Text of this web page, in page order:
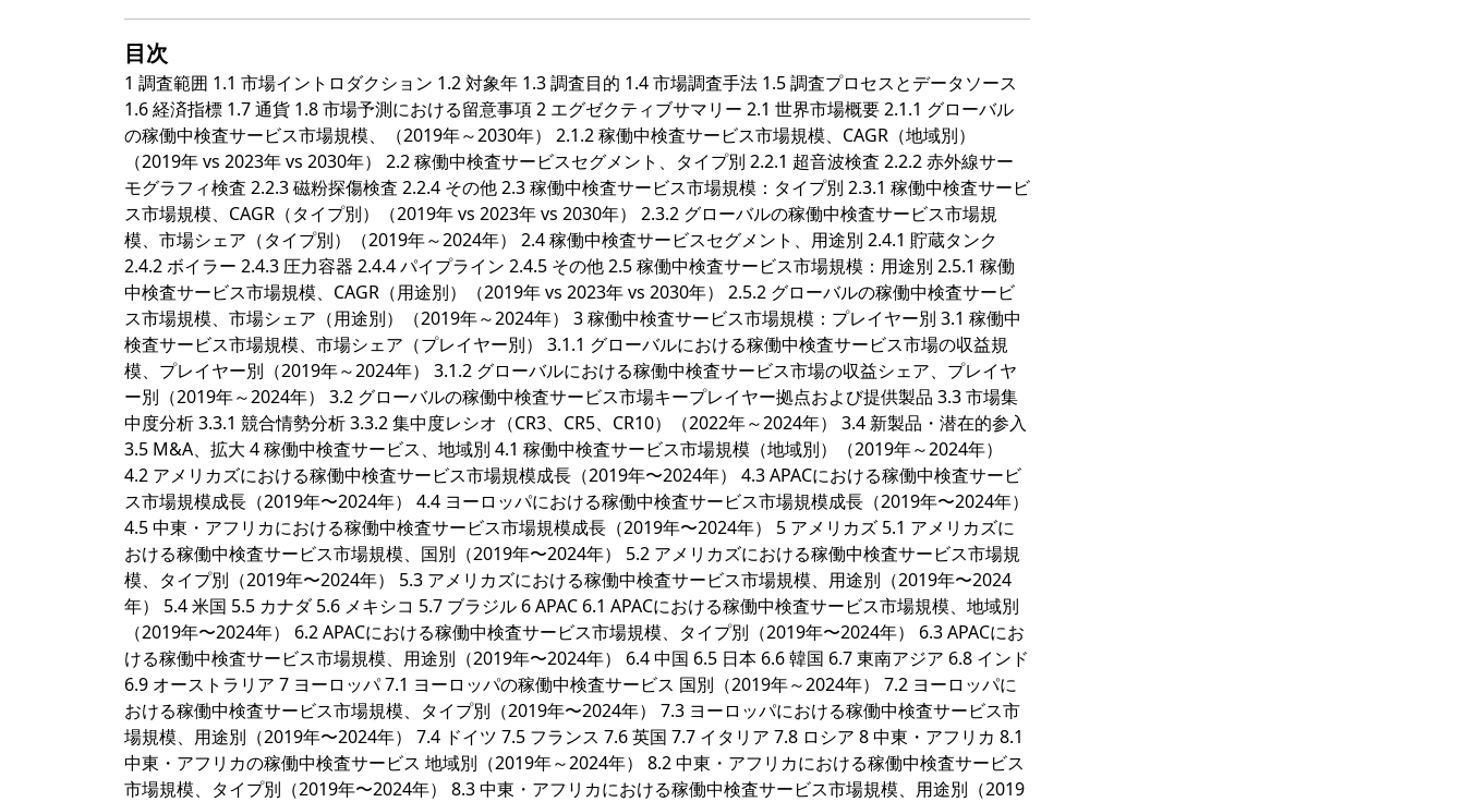
目次
1 調査範囲 1.1 市場イントロダクション 1.2 対象年 1.3 調査目的 1.4 市場調査手法 1.5 調査プロセスとデータソース
1.6 経済指標 1.7 通貨 1.8 市場予測における留意事項 2 エグゼクティブサマリー 2.1 世界市場概要 2.1.1 グローバル
の稼働中検査サービス市場規模、（2019年～2030年） 2.1.2 稼働中検査サービス市場規模、CAGR（地域別）
（2019年 vs 2023年 vs 2030年） 2.2 稼働中検査サービスセグメント、タイプ別 2.2.1 超音波検査 2.2.2 赤外線サー
モグラフィ検査 2.2.3 磁粉探傷検査 2.2.4 その他 2.3 稼働中検査サービス市場規模：タイプ別 2.3.1 稼働中検査サービ
ス市場規模、CAGR（タイプ別）（2019年 vs 2023年 vs 2030年） 2.3.2 グローバルの稼働中検査サービス市場規
模、市場シェア（タイプ別）（2019年～2024年） 2.4 稼働中検査サービスセグメント、用途別 2.4.1 貯蔵タンク
2.4.2 ボイラー 2.4.3 圧力容器 2.4.4 パイプライン 2.4.5 その他 2.5 稼働中検査サービス市場規模：用途別 2.5.1 稼働
中検査サービス市場規模、CAGR（用途別）（2019年 vs 2023年 vs 2030年） 2.5.2 グローバルの稼働中検査サービ
ス市場規模、市場シェア（用途別）（2019年～2024年） 3 稼働中検査サービス市場規模：プレイヤー別 3.1 稼働中
検査サービス市場規模、市場シェア（プレイヤー別） 3.1.1 グローバルにおける稼働中検査サービス市場の収益規
模、プレイヤー別（2019年～2024年） 3.1.2 グローバルにおける稼働中検査サービス市場の収益シェア、プレイヤ
ー別（2019年～2024年） 3.2 グローバルの稼働中検査サービス市場キープレイヤー拠点および提供製品 3.3 市場集
中度分析 3.3.1 競合情勢分析 3.3.2 集中度レシオ（CR3、CR5、CR10）（2022年～2024年） 3.4 新製品・潜在的参入
3.5 M&A、拡大 4 稼働中検査サービス、地域別 4.1 稼働中検査サービス市場規模（地域別）（2019年～2024年）
4.2 アメリカズにおける稼働中検査サービス市場規模成長（2019年〜2024年） 4.3 APACにおける稼働中検査サービ
ス市場規模成長（2019年〜2024年） 4.4 ヨーロッパにおける稼働中検査サービス市場規模成長（2019年〜2024年）
4.5 中東・アフリカにおける稼働中検査サービス市場規模成長（2019年〜2024年） 5 アメリカズ 5.1 アメリカズに
おける稼働中検査サービス市場規模、国別（2019年〜2024年） 5.2 アメリカズにおける稼働中検査サービス市場規
模、タイプ別（2019年〜2024年） 5.3 アメリカズにおける稼働中検査サービス市場規模、用途別（2019年〜2024
年） 5.4 米国 5.5 カナダ 5.6 メキシコ 5.7 ブラジル 6 APAC 6.1 APACにおける稼働中検査サービス市場規模、地域別
（2019年〜2024年） 6.2 APACにおける稼働中検査サービス市場規模、タイプ別（2019年〜2024年） 6.3 APACにお
ける稼働中検査サービス市場規模、用途別（2019年〜2024年） 6.4 中国 6.5 日本 6.6 韓国 6.7 東南アジア 6.8 インド
6.9 オーストラリア 7 ヨーロッパ 7.1 ヨーロッパの稼働中検査サービス 国別（2019年～2024年） 7.2 ヨーロッパに
おける稼働中検査サービス市場規模、タイプ別（2019年〜2024年） 7.3 ヨーロッパにおける稼働中検査サービス市
場規模、用途別（2019年〜2024年） 7.4 ドイツ 7.5 フランス 7.6 英国 7.7 イタリア 7.8 ロシア 8 中東・アフリカ 8.1
中東・アフリカの稼働中検査サービス 地域別（2019年～2024年） 8.2 中東・アフリカにおける稼働中検査サービス
市場規模、タイプ別（2019年〜2024年） 8.3 中東・アフリカにおける稼働中検査サービス市場規模、用途別（2019